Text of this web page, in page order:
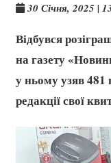
30 Січня, 2025 |
Відбувся
на газету
у ньому узяв 481
редакції свої